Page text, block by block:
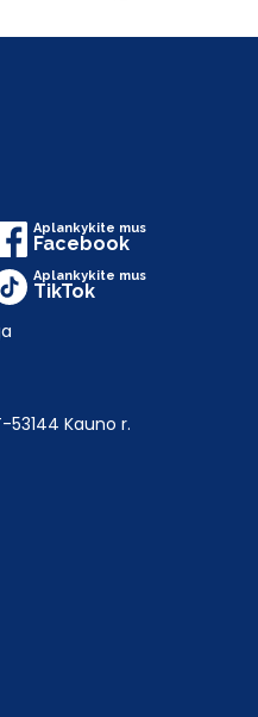
Aplankykite mus
Facebook
Aplankykite mus
TikTok
53144 Kauno r.